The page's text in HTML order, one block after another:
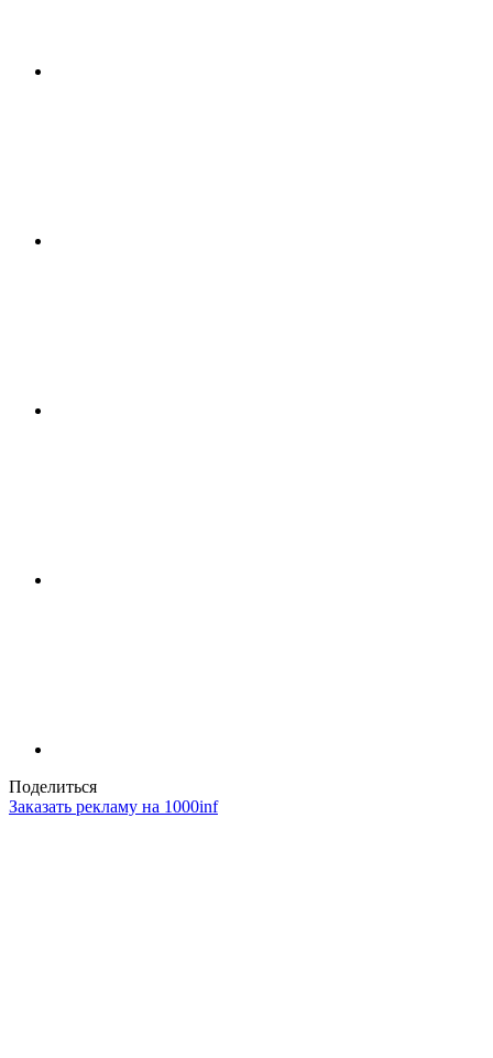
Поделиться
Заказать рекламу на 1000inf